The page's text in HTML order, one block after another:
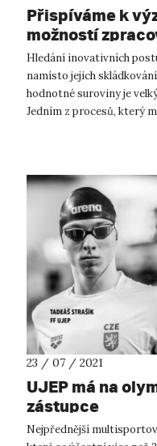
Přispíváme k
možností
Hledání inovativních
namísto jejich
hodnotné suroviny je
Jedním z procesů, který
23 / 07 / 2021
UJEP má na
zástupce
Nejpřednější